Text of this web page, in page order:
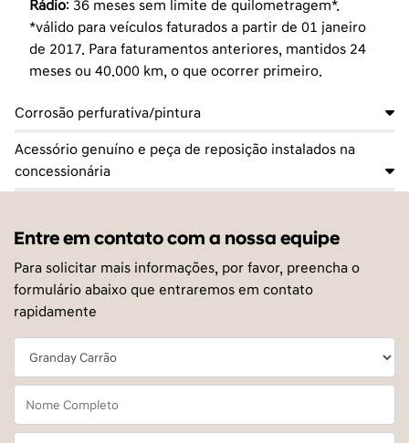
Rádio: 36 meses sem limite de quilometragem*.
*válido para veículos faturados a partir de 01 janeiro
de 2017. Para faturamentos anteriores, mantidos 24
meses ou 40.000 km, o que ocorrer primeiro.
Corrosão perfurativa/pintura
Acessório genuíno e peça de reposição instalados na
concessionária
Entre em contato com a nossa equipe
Para solicitar mais informações, por favor, preencha o
formulário abaixo que entraremos em contato
rapidamente